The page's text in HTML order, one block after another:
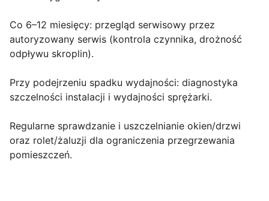
Co 6–12 miesięcy: przegląd serwisowy przez
autoryzowany serwis (kontrola czynnika, drożność
odpływu skroplin).
Przy podejrzeniu spadku wydajności: diagnostyka
szczelności instalacji i wydajności sprężarki.
Regularne sprawdzanie i uszczelnianie okien/drzwi
oraz rolet/żaluzji dla ograniczenia przegrzewania
pomieszczeń.